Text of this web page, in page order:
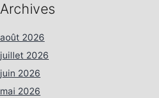
Archives
août 2026
juillet 2026
juin 2026
mai 2026